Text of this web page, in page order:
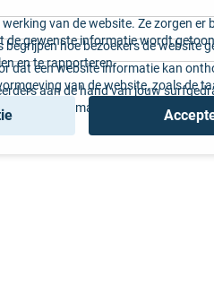
van de website. Ze zorgen er
de gewenste informatie wordt
hoe bezoekers de website
en te rapporteren.
dat een website informatie kan
van de website, zoals de
aan de hand van jouw
en op maat gemaakte content